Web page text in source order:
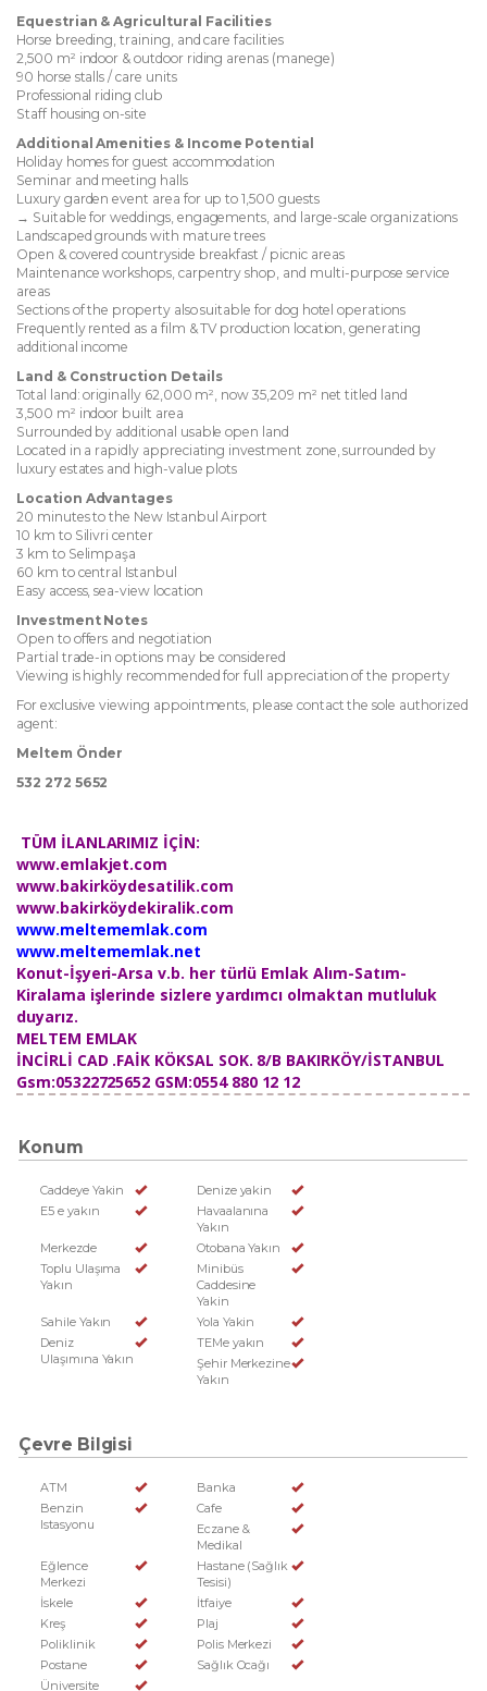
Equestrian & Agricultural Facilities
Horse breeding, training, and care facilities
2,500 m² indoor & outdoor riding arenas (manege)
90 horse stalls / care units
Professional riding club
Staff housing on-site
Additional Amenities & Income Potential
Holiday homes for guest accommodation
Seminar and meeting halls
Luxury garden event area for up to 1,500 guests
→ Suitable for weddings, engagements, and large-scale organizations
Landscaped grounds with mature trees
Open & covered countryside breakfast / picnic areas
Maintenance workshops, carpentry shop, and multi-purpose service
areas
Sections of the property also suitable for dog hotel operations
Frequently rented as a film & TV production location, generating
additional income
Land & Construction Details
Total land: originally 62,000 m², now 35,209 m² net titled land
3,500 m² indoor built area
Surrounded by additional usable open land
Located in a rapidly appreciating investment zone, surrounded by
luxury estates and high-value plots
Location Advantages
20 minutes to the New Istanbul Airport
10 km to Silivri center
3 km to Selimpaşa
60 km to central Istanbul
Easy access, sea-view location
Investment Notes
Open to offers and negotiation
Partial trade-in options may be considered
Viewing is highly recommended for full appreciation of the property
For exclusive viewing appointments, please contact the sole authorized
agent:
Meltem Önder
532 272 5652
TÜM İLANLARIMIZ İÇİN:
www.emlakjet.com
www.bakirköydesatilik.com
​www.bakirköydekiralik.com
www.meltememlak.com
www.meltememlak.net
Konut-İşyeri-Arsa v.b. her türlü Emlak Alım-Satım-
Kiralama işlerinde sizlere yardımcı olmaktan mutluluk
duyarız.
MELTEM EMLAK
İNCİRLİ CAD .FAİK KÖKSAL SOK. 8/B BAKIRKÖY/İSTANBUL
Gsm:05322725652 GSM:0554 880 12 12
Konum
Caddeye Yakin
Denize yakin
E5 e yakın
Havaalanına
Yakın
Merkezde
Otobana Yakın
Toplu Ulaşıma
Yakın
Minibüs
Caddesine
Yakin
Sahile Yakın
Yola Yakin
Deniz
Ulaşımına Yakın
TEMe yakın
Şehir Merkezine
Yakın
Çevre Bilgisi
ATM
Banka
Benzin
Istasyonu
Cafe
Eczane &
Medikal
Eğlence
Merkezi
Hastane (Sağlık
Tesisi)
İskele
İtfaiye
Kreş
Plaj
Poliklinik
Polis Merkezi
Postane
Sağlık Ocağı
Üniversite